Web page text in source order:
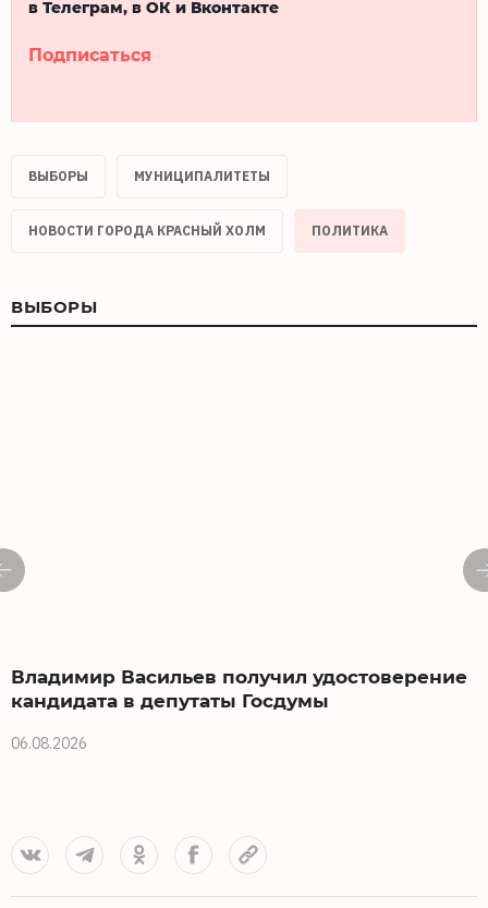
в Телеграм, в ОК и Вконтакте
Подписаться
ВЫБОРЫ МУНИЦИПАЛИТЕТЫ
НОВОСТИ ГОРОДА КРАСНЫЙ ХОЛМ ПОЛИТИКА
ВЫБОРЫ
Владимир Васильев получил удостоверение
кандидата в депутаты Госдумы
06.08.2026